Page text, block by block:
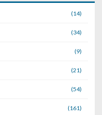
(14)
(34)
(9)
(21)
(54)
(161)